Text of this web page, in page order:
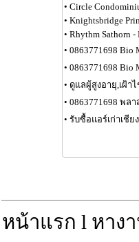
• Circle
• Knightsbridge
• Rhythm Sathorn -
• 0863771698 Bio
• 0863771698 Bio
• ดูแลผู้สูงอายุ,เฝ้า
• 0863771698 พล
• รับซื้อแอร์เก่าเชี
หน้าแรก l หาง